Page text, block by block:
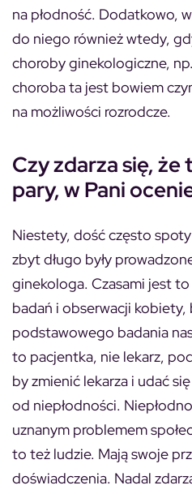
na płodność. Dodatkowo,
do niego również wtedy,
choroby ginekologiczne,
choroba ta jest bowiem
na możliwości rozrodcze.
Czy zdarza się,
pary, w Pani
Niestety, dość często
zbyt długo były
ginekologa. Czasami jest
badań i obserwacji kobiety,
podstawowego badania
to pacjentka, nie lekarz,
by zmienić lekarza i udać
od niepłodności.
uznanym problemem
to też ludzie. Mają swoje
doświadczenia. Nadal